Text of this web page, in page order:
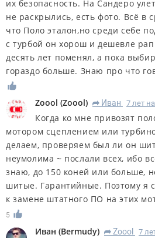
их безопасность. На Сандеро
не раскрылись, есть фото. Всё в
что Поло эталон,но среди себе
с турбой он хорош и дешевле
десять лет поменял, а пока
гораздо больше. Знаю про что
Zoool (Zoool) R Иван 7 лет
Когда ко мне привозят
мотором сцеплением или
делаем, проверяем был ли он
неумолима ~ послали всех, ибо
знаю, до 150 коней или больше,
шитые. Гарантийные. Поэтому я
к замене штатного ПО на этих
5
Иван (Bermudy) R Zoool 7